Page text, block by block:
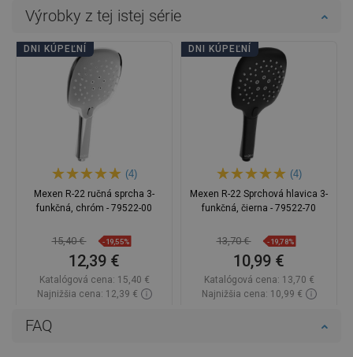
FAQ
Výrobky z tej istej série
DNI KÚPEĽNÍ
(4)
Mexen R-22 ručná sprcha 3-
funkčná, chróm - 79522-00
15,40 € -19,55%
12,39 €
Katalógová cena: 15,40 €
Najnižšia cena: 12,39 €
DNI KÚPEĽNÍ
(4)
Mexen R-22 Sprchová hlavica 3-
funkčná, čierna - 79522-70
13,70 € -19,78%
10,99 €
Katalógová cena: 13,70 €
Najnižšia cena: 10,99 €